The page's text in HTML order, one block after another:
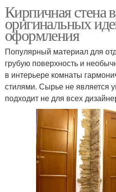
Кирпичная стена
оригинальных
оформления
Популярный материал для
грубую поверхность и
в интерьере комнаты
стилями. Сырье не является
подходит не для всех